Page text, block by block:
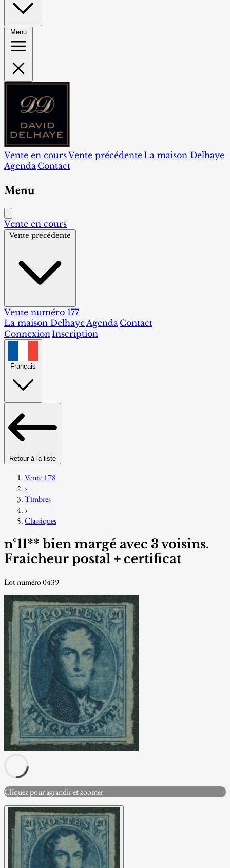
Menu
Vente en coursVente précédente La maison Delhaye
Agenda Contact
Menu
Vente en cours
Vente précédente
Vente numéro 177
La maison DelhayeAgenda Contact
ConnexionInscription
Français
Retour à la liste
Vente 178
›
Timbres
›
Classiques
n°11** bien margé avec 3 voisins.
Fraicheur postal + certificat
Lot numéro 0439
Cliquez pour agrandir et zoomer